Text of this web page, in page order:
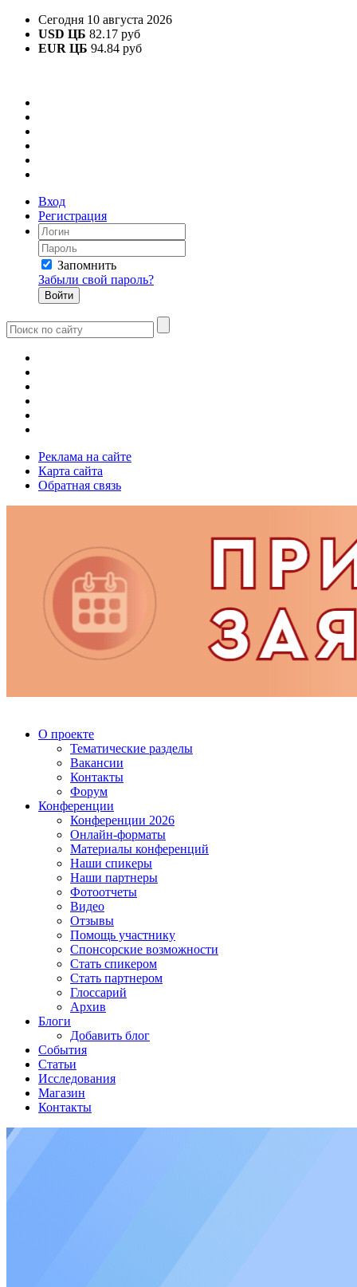
Сегодня 10 августа 2026
USD ЦБ 82.17 руб
EUR ЦБ 94.84 руб
Вход
Регистрация
Запомнить
Забыли свой пароль?
Реклама на сайте
Карта сайта
Обратная связь
О проекте
Тематические разделы
Вакансии
Контакты
Форум
Конференции
Конференции 2026
Онлайн-форматы
Материалы конференций
Наши спикеры
Наши партнеры
Фотоотчеты
Видео
Отзывы
Помощь участнику
Спонсорские возможности
Стать спикером
Стать партнером
Глоссарий
Архив
Блоги
Добавить блог
События
Статьи
Исследования
Магазин
Контакты